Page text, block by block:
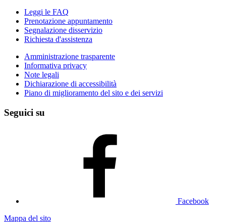
Leggi le FAQ
Prenotazione appuntamento
Segnalazione disservizio
Richiesta d'assistenza
Amministrazione trasparente
Informativa privacy
Note legali
Dichiarazione di accessibilità
Piano di miglioramento del sito e dei servizi
Seguici su
Facebook
Mappa del sito